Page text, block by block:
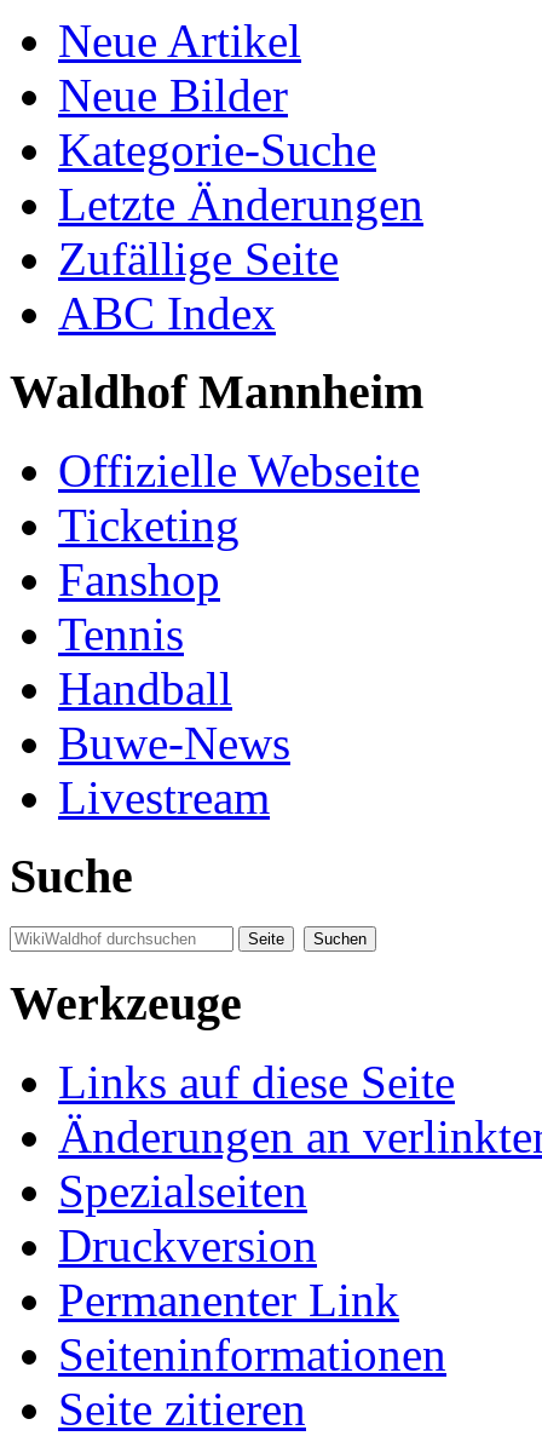
Neue Artikel
Neue Bilder
Kategorie-Suche
Letzte Änderungen
Zufällige Seite
ABC Index
Waldhof Mannheim
Offizielle Webseite
Ticketing
Fanshop
Tennis
Handball
Buwe-News
Livestream
Suche
Werkzeuge
Links auf diese Seite
Änderungen an
Spezialseiten
Druckversion
Permanenter Link
Seiten­informationen
Seite zitieren